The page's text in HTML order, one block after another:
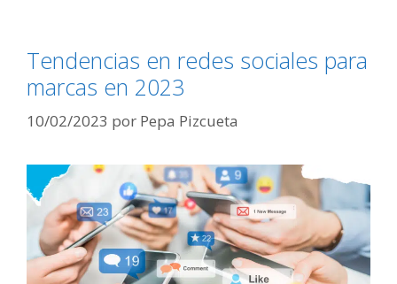
Tendencias en redes sociales para
marcas en 2023
10/02/2023 por Pepa Pizcueta